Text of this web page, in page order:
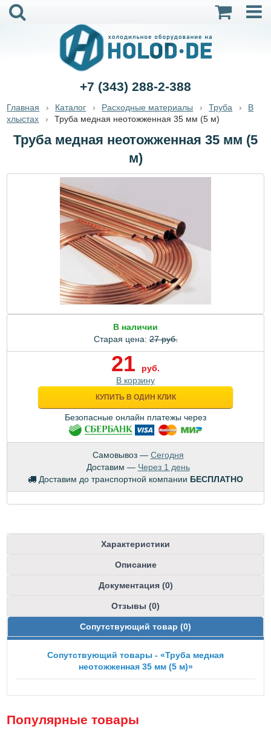
+7 (343) 288-2-388
Главная Каталог Расходные материалы Труба
В
хлыстах
Труба медная неотожженная 35 мм (5 м)
Труба медная неотожженная 35 мм (5
м)
В наличии
Старая цена:27 руб.
21
руб.
В корзину
КУПИТЬ В ОДИН КЛИК
Безопасные онлайн платежы через
Самовывоз — Сегодня
Доставим — Через 1 день
Доставим до транспортной компании БЕСПЛАТНО
Характеристики
Описание
Документация (0)
Отзывы (0)
Сопутствующий товар (0)
Сопутствующий товары - «Труба медная
неотожженная 35 мм (5 м)»
Популярные товары